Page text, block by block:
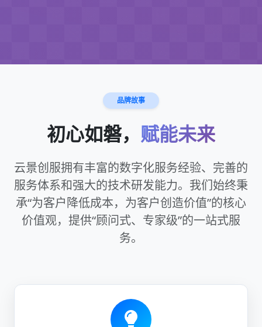
品牌故事
初心如磐， 赋能未来
云景创服拥有丰富的数字化服务经验、完善的
服务体系和强大的技术研发能力。我们始终秉
承“为客户降低成本，为客户创造价值”的核心
价值观，提供“顾问式、专家级”的一站式服
务。